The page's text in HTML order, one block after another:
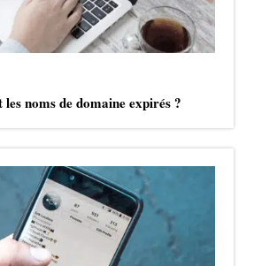
les noms de domaine expirés ?